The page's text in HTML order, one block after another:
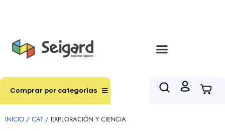
Comprar por categorías
INICIO / CAT / EXPLORACIÓN Y CIENCIA